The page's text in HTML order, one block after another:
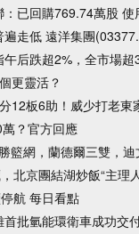
已回購769.74萬股
走低 遠洋集團
后跌超2%，全市場
更靈活？
12板6助！威少打老東
？官方回應
籃網，蘭德爾三雙，
北京團結湖炒飯“主理
航 每日看點
批氫能環衛車成功交